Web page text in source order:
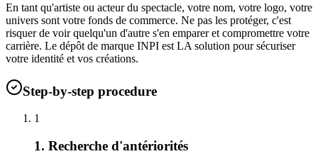
En tant qu'artiste ou acteur du spectacle, votre nom, votre logo, votre
univers sont votre fonds de commerce. Ne pas les protéger, c'est
risquer de voir quelqu'un d'autre s'en emparer et compromettre votre
carrière. Le dépôt de marque INPI est LA solution pour sécuriser
votre identité et vos créations.
Step-by-step procedure
1
1. Recherche d'antériorités